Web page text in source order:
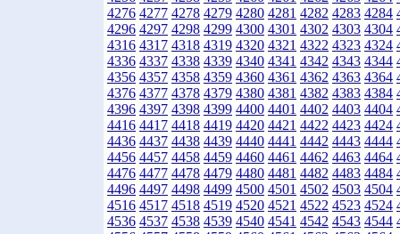
4276 4277 4278 4279 4280 4281 4282 4283 4284
4296 4297 4298 4299 4300 4301 4302 4303 4304
4316 4317 4318 4319 4320 4321 4322 4323 4324
4336 4337 4338 4339 4340 4341 4342 4343 4344
4356 4357 4358 4359 4360 4361 4362 4363 4364
4376 4377 4378 4379 4380 4381 4382 4383 4384
4396 4397 4398 4399 4400 4401 4402 4403 4404
4416 4417 4418 4419 4420 4421 4422 4423 4424
4436 4437 4438 4439 4440 4441 4442 4443 4444
4456 4457 4458 4459 4460 4461 4462 4463 4464
4476 4477 4478 4479 4480 4481 4482 4483 4484
4496 4497 4498 4499 4500 4501 4502 4503 4504
4516 4517 4518 4519 4520 4521 4522 4523 4524
4536 4537 4538 4539 4540 4541 4542 4543 4544